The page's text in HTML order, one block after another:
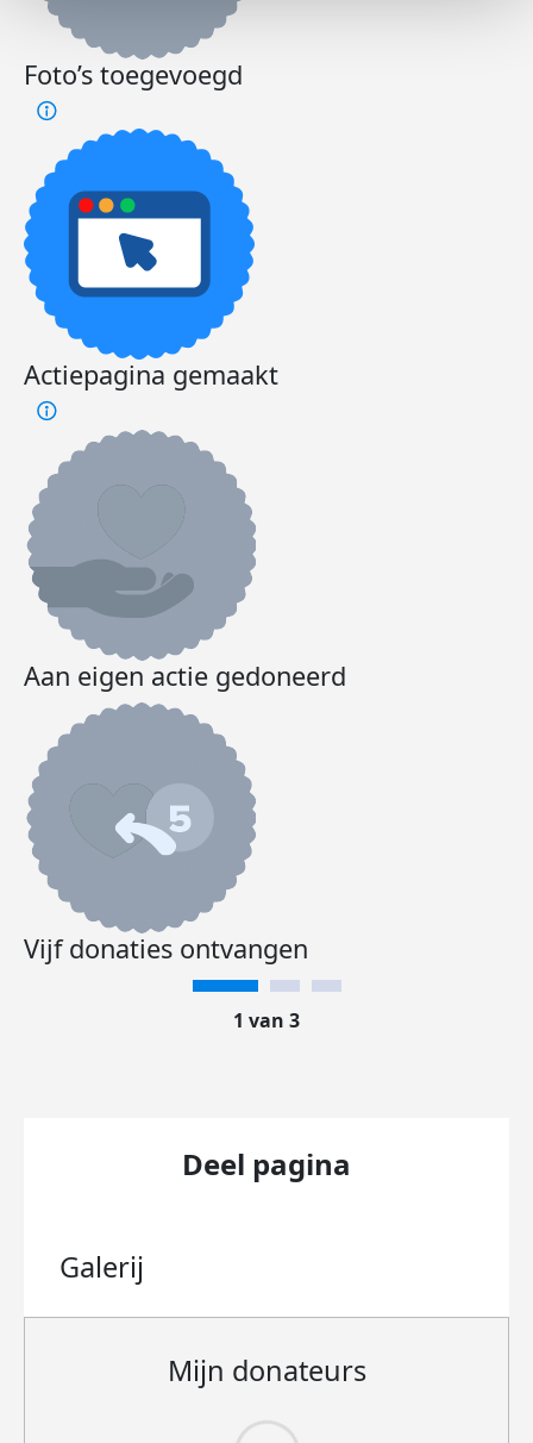
Foto’s toegevoegd
Actiepagina gemaakt
Aan eigen actie gedoneerd
Vijf donaties ontvangen
1 van 3
Deel pagina
Galerij
Mijn donateurs